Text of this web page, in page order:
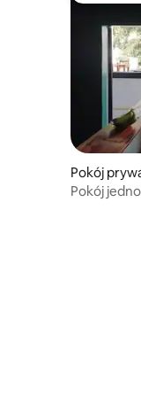
Pokój
Pokój